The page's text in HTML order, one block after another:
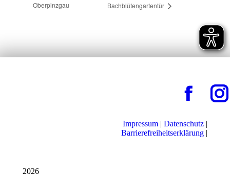
Oberpinzgau
Bachblütengartentür
2026
Impressum | Datenschutz |
Barrierefreiheitserklärung |